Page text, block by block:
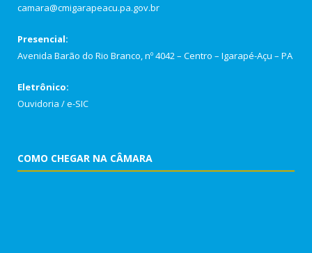
camara@cmigarapeacu.pa.gov.br
Presencial:
Avenida Barão do Rio Branco, nº 4042 – Centro – Igarapé-Açu – PA
Eletrônico:
Ouvidoria /e-SIC
COMO CHEGAR NA CÂMARA